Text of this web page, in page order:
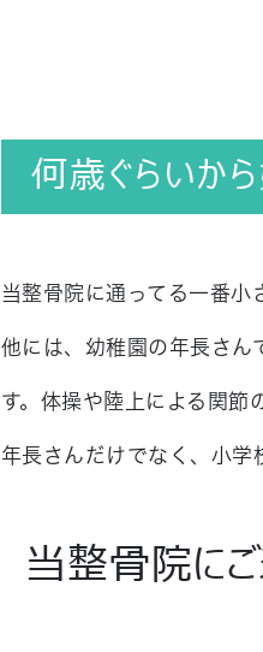
何歳ぐらいか
当整骨院に通ってる一番小
他には、幼稚園の年長さん
す。体操や陸上による関節
年長さんだけでなく、小学
当整骨院にご